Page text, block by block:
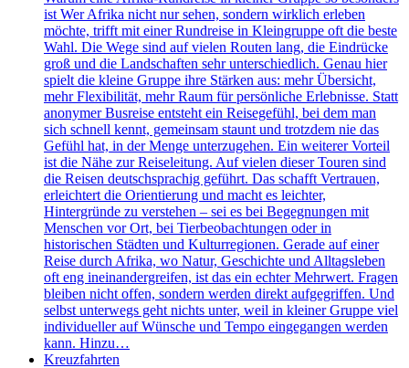
ist Wer Afrika nicht nur sehen, sondern wirklich erleben
möchte, trifft mit einer Rundreise in Kleingruppe oft die beste
Wahl. Die Wege sind auf vielen Routen lang, die Eindrücke
groß und die Landschaften sehr unterschiedlich. Genau hier
spielt die kleine Gruppe ihre Stärken aus: mehr Übersicht,
mehr Flexibilität, mehr Raum für persönliche Erlebnisse. Statt
anonymer Busreise entsteht ein Reisegefühl, bei dem man
sich schnell kennt, gemeinsam staunt und trotzdem nie das
Gefühl hat, in der Menge unterzugehen. Ein weiterer Vorteil
ist die Nähe zur Reiseleitung. Auf vielen dieser Touren sind
die Reisen deutschsprachig geführt. Das schafft Vertrauen,
erleichtert die Orientierung und macht es leichter,
Hintergründe zu verstehen – sei es bei Begegnungen mit
Menschen vor Ort, bei Tierbeobachtungen oder in
historischen Städten und Kulturregionen. Gerade auf einer
Reise durch Afrika, wo Natur, Geschichte und Alltagsleben
oft eng ineinandergreifen, ist das ein echter Mehrwert. Fragen
bleiben nicht offen, sondern werden direkt aufgegriffen. Und
selbst unterwegs geht nichts unter, weil in kleiner Gruppe viel
individueller auf Wünsche und Tempo eingegangen werden
kann. Hinzu…
Kreuzfahrten